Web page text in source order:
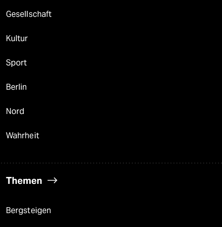
Gesellschaft
Kultur
Sport
Berlin
Nord
Wahrheit
Themen
Bergsteigen